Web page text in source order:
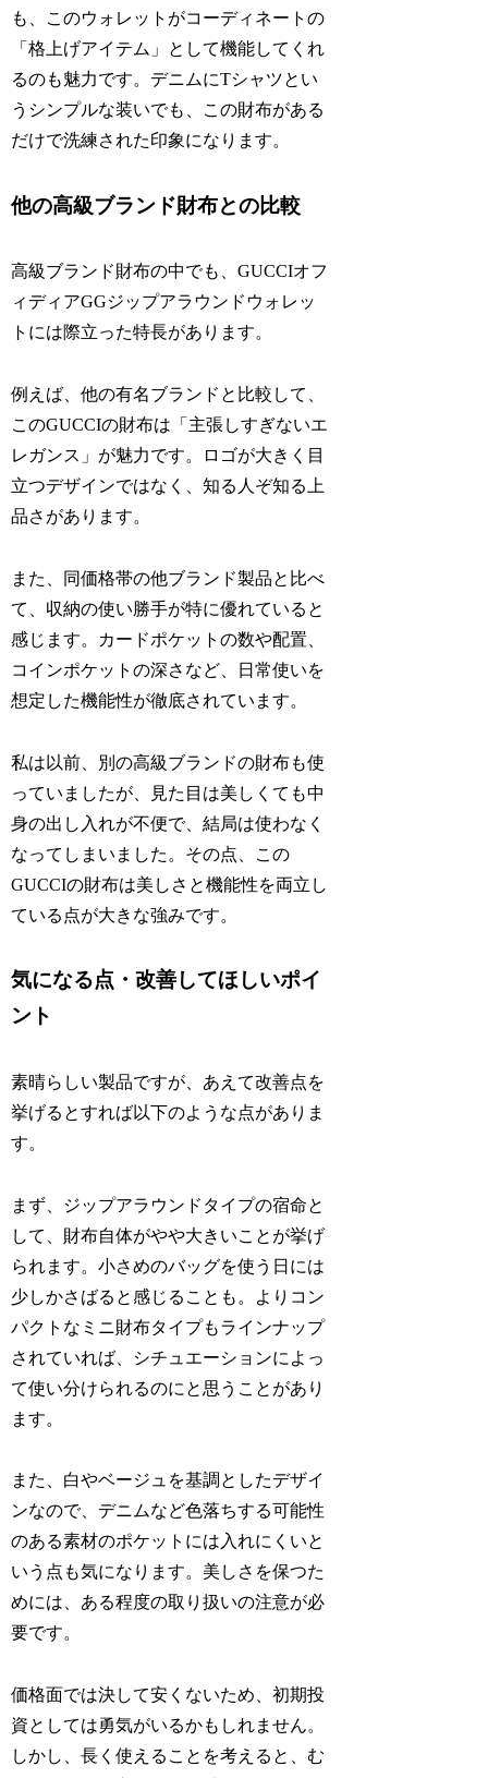
も、このウォレットがコーディネートの
「格上げアイテム」として機能してくれ
るのも魅力です。デニムにTシャツとい
うシンプルな装いでも、この財布がある
だけで洗練された印象になります。
他の高級ブランド財布との比較
高級ブランド財布の中でも、GUCCIオフ
ィディアGGジップアラウンドウォレッ
トには際立った特長があります。
例えば、他の有名ブランドと比較して、
このGUCCIの財布は「主張しすぎないエ
レガンス」が魅力です。ロゴが大きく目
立つデザインではなく、知る人ぞ知る上
品さがあります。
また、同価格帯の他ブランド製品と比べ
て、収納の使い勝手が特に優れていると
感じます。カードポケットの数や配置、
コインポケットの深さなど、日常使いを
想定した機能性が徹底されています。
私は以前、別の高級ブランドの財布も使
っていましたが、見た目は美しくても中
身の出し入れが不便で、結局は使わなく
なってしまいました。その点、この
GUCCIの財布は美しさと機能性を両立し
ている点が大きな強みです。
気になる点・改善してほしいポイ
ント
素晴らしい製品ですが、あえて改善点を
挙げるとすれば以下のような点がありま
す。
まず、ジップアラウンドタイプの宿命と
して、財布自体がやや大きいことが挙げ
られます。小さめのバッグを使う日には
少しかさばると感じることも。よりコン
パクトなミニ財布タイプもラインナップ
されていれば、シチュエーションによっ
て使い分けられるのにと思うことがあり
ます。
また、白やベージュを基調としたデザイ
ンなので、デニムなど色落ちする可能性
のある素材のポケットには入れにくいと
いう点も気になります。美しさを保つた
めには、ある程度の取り扱いの注意が必
要です。
価格面では決して安くないため、初期投
資としては勇気がいるかもしれません。
しかし、長く使えることを考えると、む